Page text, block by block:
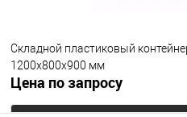
Складной пластиковый
1200х800х900 мм
Цена по запросу